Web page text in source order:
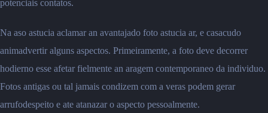
potenciais contatos.
Na aso astucia aclamar an avantajado foto astucia ar, e casacudo
animadvertir alguns aspectos. Primeiramente, a foto deve decorrer
hodierno esse afetar fielmente an aragem contemporaneo da individuo.
Fotos antigas ou tal jamais condizem com a veras podem gerar
arrufodespeito e ate atanazar o aspecto pessoalmente.